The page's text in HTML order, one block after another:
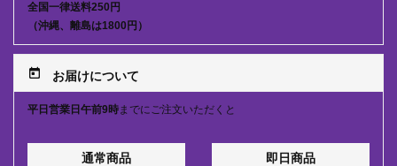
全国一律送料250円
（沖縄、離島は1800円）
today お届けについて
平日営業日午前9時までにご注文いただくと
通常商品 即日商品